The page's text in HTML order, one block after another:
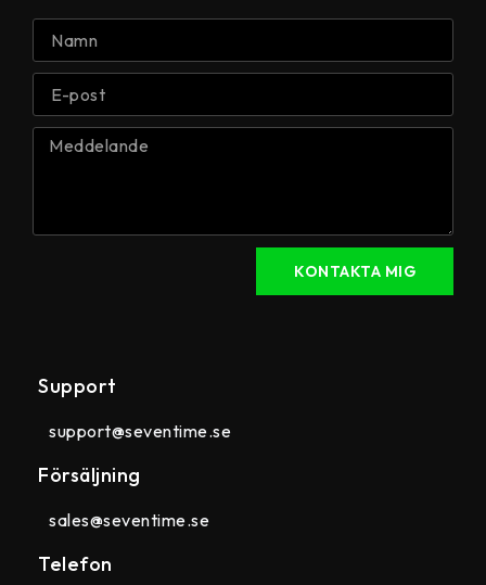
KONTAKTA MIG
Support
support@seventime.se
Försäljning
sales@seventime.se
Telefon